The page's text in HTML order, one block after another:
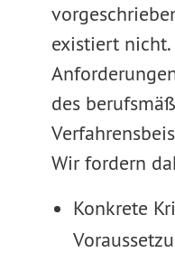
existiert nicht.
des
Wir fordern
Konkrete